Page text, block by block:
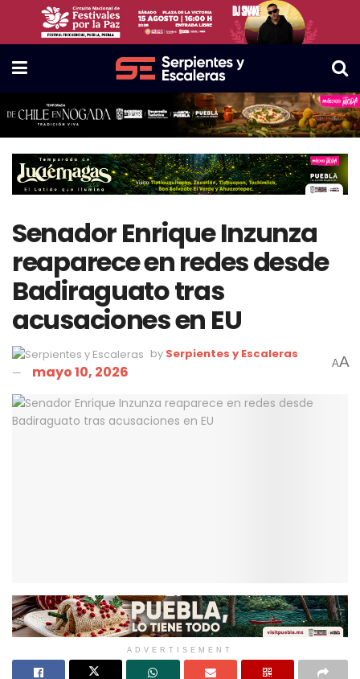
Senador Enrique Inzunza
reaparece en redes desde
Badiraguato tras
acusaciones en EU
by Serpientes y Escaleras
mayo 10, 2026 AA
ADVERTISEMENT